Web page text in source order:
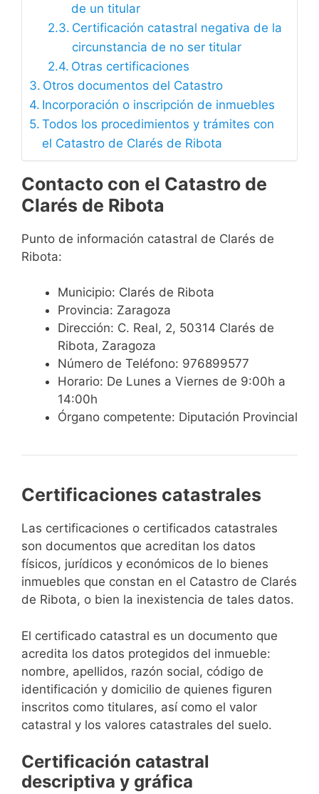
de un titular
Certificación catastral negativa de la
circunstancia de no ser titular
Otras certificaciones
Otros documentos del Catastro
Incorporación o inscripción de inmuebles
Todos los procedimientos y trámites con
el Catastro de Clarés de Ribota
Contacto con el Catastro de
Clarés de Ribota
Punto de información catastral de Clarés de
Ribota:
Municipio: Clarés de Ribota
Provincia: Zaragoza
Dirección: C. Real, 2, 50314 Clarés de
Ribota, Zaragoza
Número de Teléfono: 976899577
Horario: De Lunes a Viernes de 9:00h a
14:00h
Órgano competente: Diputación Provincial
Certificaciones catastrales
Las certificaciones o certificados catastrales
son documentos que acreditan los datos
físicos, jurídicos y económicos de lo bienes
inmuebles que constan en el Catastro de Clarés
de Ribota, o bien la inexistencia de tales datos.
El certificado catastral es un documento que
acredita los datos protegidos del inmueble:
nombre, apellidos, razón social, código de
identificación y domicilio de quienes figuren
inscritos como titulares, así como el valor
catastral y los valores catastrales del suelo.
Certificación catastral
descriptiva y gráfica